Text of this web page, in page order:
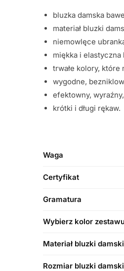
bluzka damska
materiał bluzki
niemowlęce
miękka i elastyczna
trwałe kolory, które
wygodne,
efektowny,
krótki i długi rękaw.
Waga
Certyfikat
Gramatura
Wybierz kolor
Materiał bluzki
Rozmiar bluzki